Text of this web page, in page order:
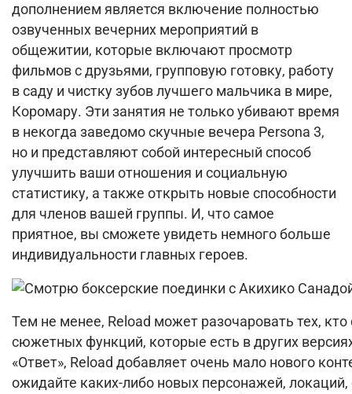
дополнением является включение полностью
озвученных вечерних мероприятий в
общежитии, которые включают просмотр
фильмов с друзьями, групповую готовку, работу
в саду и чистку зубов лучшего мальчика в мире,
Коромару. Эти занятия не только убивают время
в некогда заведомо скучные вечера Persona 3,
но и представляют собой интересный способ
улучшить ваши отношения и социальную
статистику, а также открыть новые способности
для членов вашей группы. И, что самое
приятное, вы сможете увидеть немного больше
индивидуальности главных героев.
Тем не менее, Reload может разочаровать тех,
сюжетных функций, которые есть в других
«Ответ», Reload добавляет очень мало нового
ожидайте каких-либо новых персонажей,